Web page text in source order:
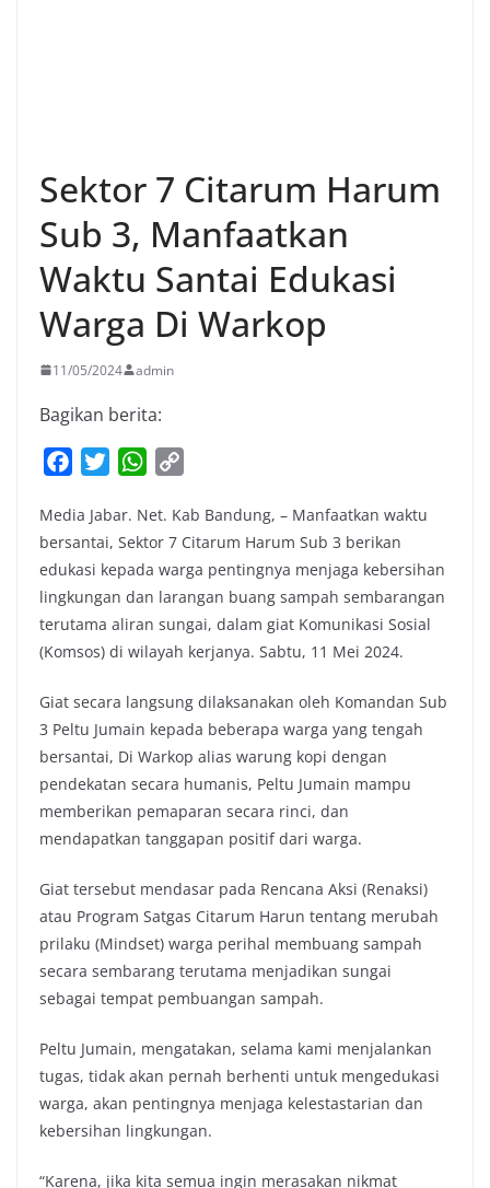
Sektor 7 Citarum Harum
Sub 3, Manfaatkan
Waktu Santai Edukasi
Warga Di Warkop
11/05/2024 admin
Bagikan berita:
c
e
b
o
o
k
i
t
t
e
r
W
a
t
s
A
p
p
p
y
L
i
n
k
Media Jabar. Net. Kab Bandung, – Manfaatkan waktu
bersantai, Sektor 7 Citarum Harum Sub 3 berikan
edukasi kepada warga pentingnya menjaga kebersihan
lingkungan dan larangan buang sampah sembarangan
terutama aliran sungai, dalam giat Komunikasi Sosial
(Komsos) di wilayah kerjanya. Sabtu, 11 Mei 2024.
Giat secara langsung dilaksanakan oleh Komandan Sub
3 Peltu Jumain kepada beberapa warga yang tengah
bersantai, Di Warkop alias warung kopi dengan
pendekatan secara humanis, Peltu Jumain mampu
memberikan pemaparan secara rinci, dan
mendapatkan tanggapan positif dari warga.
Giat tersebut mendasar pada Rencana Aksi (Renaksi)
atau Program Satgas Citarum Harun tentang merubah
prilaku (Mindset) warga perihal membuang sampah
secara sembarang terutama menjadikan sungai
sebagai tempat pembuangan sampah.
Peltu Jumain, mengatakan, selama kami menjalankan
tugas, tidak akan pernah berhenti untuk mengedukasi
warga, akan pentingnya menjaga kelestastarian dan
kebersihan lingkungan.
“Karena, jika kita semua ingin merasakan nikmat